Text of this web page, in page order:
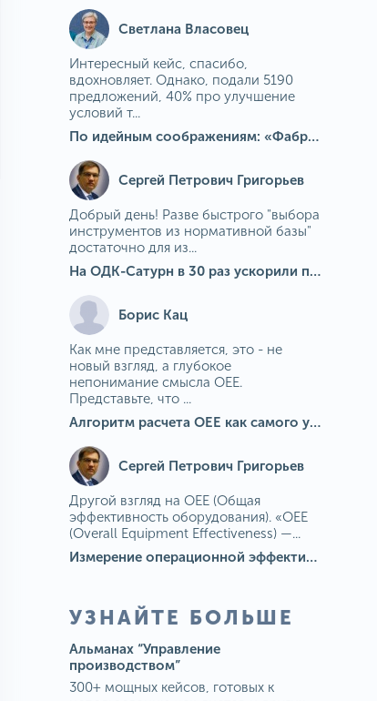
Светлана Власовец
Интересный кейс, спасибо,
вдохновляет. Однако, подали 5190
предложений, 40% про улучшение
условий т...
По идейным соображениям: «Фабрика идей» на МГОКе
Сергей Петрович Григорьев
Добрый день! Разве быстрого "выбора
инструментов из нормативной базы"
достаточно для из...
На ОДК-Сатурн в 30 раз ускорили подбор средств измерения для контроля качества продукции
Борис Кац
Как мне представляется, это - не
новый взгляд, а глубокое
непонимание смысла OEE.
Представьте, что ...
Алгоритм расчета ОЕЕ как самого универсального и современного показателя эффективности оборудования в мире
Сергей Петрович Григорьев
Другой взгляд на OEE (Общая
эффективность оборудования). «OEE
(Overall Equipment Effectiveness) —...
Измерение операционной эффективности: ключевые показатели для непрерывного совершенствования
УЗНАЙТЕ БОЛЬШЕ
Альманах “Управление
производством”
300+ мощных кейсов, готовых к